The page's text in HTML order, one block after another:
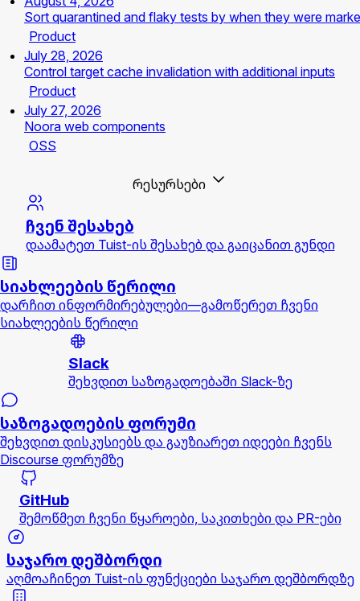
Sort quarantined and flaky tests by when they were
Product
July 28, 2026
Control target cache invalidation with additional inputs
Product
July 27, 2026
Noora web components
OSS
რესურსები
ჩვენ შესახებ
დაამატეთ Tuist-ის შესახებ და გაიცანით გუნდი
სიახლეების წერილი
დარჩით ინფორმირებულები—გამოწერეთ ჩვენი
სიახლეების წერილი
Slack
შეხვდით საზოგადოებაში Slack-ზე
საზოგადოების ფორუმი
შეხვდით დისკუსიებს და გაუზიარეთ იდეები ჩვენს
Discourse ფორუმზე
GitHub
შემოწმეთ ჩვენი წყაროები, საკითხები და PR-ები
საჯარო დეშბორდი
აღმოაჩინეთ Tuist-ის ფუნქციები საჯარო დეშბორდზე